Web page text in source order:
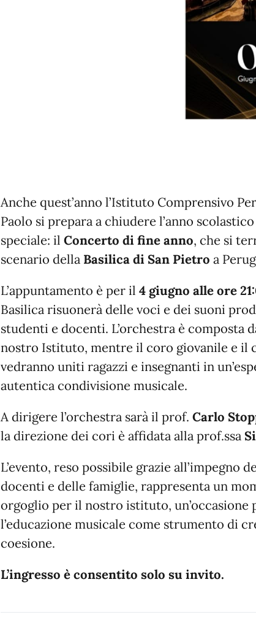
Anche quest’anno l’Istituto Comprensivo
Paolo si prepara a chiudere l’anno
speciale: il Concerto di fine anno, che si
scenario della Basilica di San Pietro a
L’appuntamento è per il 4 giugno alle ore
Basilica risuonerà delle voci e dei suoni
studenti e docenti. L’orchestra è composta
nostro Istituto, mentre il coro giovanile e il
vedranno uniti ragazzi e insegnanti in
autentica condivisione musicale.
A dirigere l’orchestra sarà il prof. Carlo
la direzione dei cori è affidata alla prof.ssa
L’evento, reso possibile grazie all’impegno
docenti e delle famiglie, rappresenta un
orgoglio per il nostro istituto, un’occasione
l’educazione musicale come strumento di
coesione.
L’ingresso è consentito solo su invito.